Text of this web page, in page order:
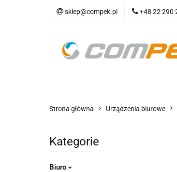
sklep@compek.pl +48 22 290
O
Strona główna Urządzenia biurowe
Kategorie
Biuro